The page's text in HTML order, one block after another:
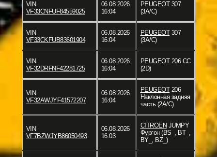
VIN
VF33CNFUF84559025
06.08.2026
16:04
PEUGEOT307
(3A/C)
VIN
VF33CKFUB83601904
06.08.2026
16:04
PEUGEOT307
(3A/C)
VIN
VF32DRFNF42281725
06.08.2026
16:04
PEUGEOT206 CC
(2D)
VIN
VF32AWJYF41572207
06.08.2026
16:04
PEUGEOT206
Наклонная задняя
часть (2A/C)
VIN
VF7BZWJYB86050493
06.08.2026
16:03
CITROËN JUMPY
Фургон (BS_, BT_,
BY_, BZ_)